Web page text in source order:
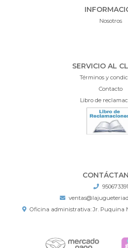
Nosotros
SERVICIO AL
Términos y
Contacto
Libro de
950673391
Oficina administrativa: Jr. Puquina